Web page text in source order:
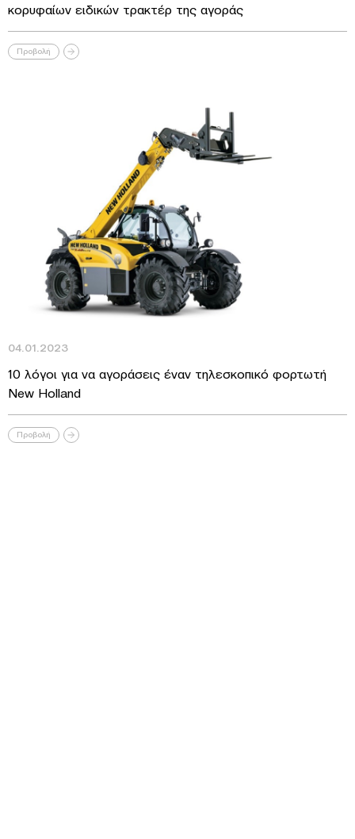
κορυφαίων ειδικών τρακτέρ της αγοράς
Προβολή
04.01.2023
10 λόγοι για να αγοράσεις έναν τηλεσκοπικό φορτωτή
New Holland
Προβολή